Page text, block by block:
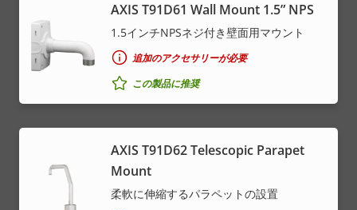
AXIS T91D61 Wall Mount 1.5” NPS
1.5インチNPSネジ付き壁面用マウント
追加のアクセサリーが必要
この製品に推奨
AXIS T91D62 Telescopic Parapet
Mount
柔軟に伸縮するパラペットの設置